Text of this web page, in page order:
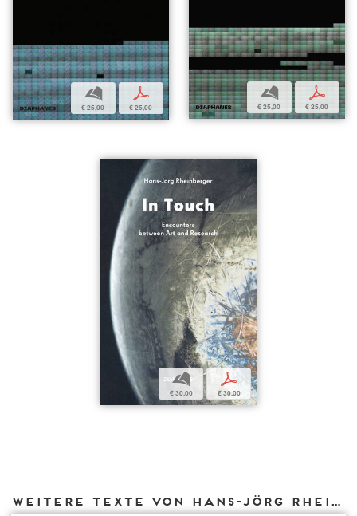
b
€ 25,00
p
€ 25,00
b
€ 25,00
p
€ 25,00
b
€ 30,00
p
€ 30,00
Weitere Texte von Hans-Jörg Rheinberger bei DIAPHANES